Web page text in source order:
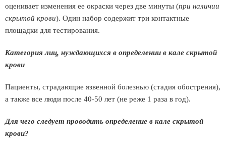
оценивает изменения ее окраски через две минуты (при наличии
скрытой крови). Один набор содержит три контактные
площадки для тестирования.
Категория лиц, нуждающихся в определении в кале скрытой
крови
Пациенты, страдающие язвенной болезнью (стадия обострения),
а также все люди после 40-50 лет (не реже 1 раза в год).
Для чего следует проводить определение в кале скрытой
крови?